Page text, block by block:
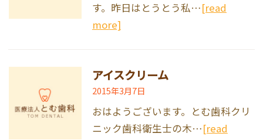
す。昨日はとうとう私…[read
more]
アイスクリーム
2015年3月7日
おはようございます。とむ歯科クリ
ニック歯科衛生士の木…[read